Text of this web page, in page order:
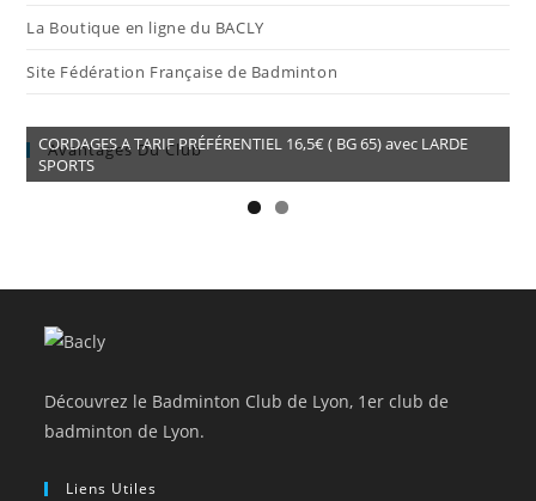
La Boutique en ligne du BACLY
Site Fédération Française de Badminton
Avantages Du Club
CORDAGES A TARIF PRÉFÉRENTIEL 16,5€ ( BG 65) avec LARDE
SPORTS
Découvrez le Badminton Club de Lyon, 1er club de
badminton de Lyon.
Liens Utiles